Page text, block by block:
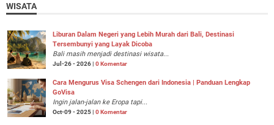
WISATA
Liburan Dalam Negeri yang Lebih Murah dari Bali, Destinasi
Tersembunyi yang Layak Dicoba
Bali masih menjadi destinasi wisata...
Jul-26 - 2026 | 0 Komentar
Cara Mengurus Visa Schengen dari Indonesia | Panduan Lengkap
GoVisa
Ingin jalan-jalan ke Eropa tapi...
Oct-09 - 2025 | 0 Komentar